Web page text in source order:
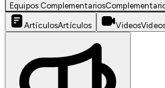
Equipos Complementarios
ArtículosArtículos Videos